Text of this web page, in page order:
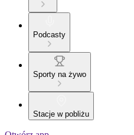
Podcasty
Sporty na żywo
Stacje w pobliżu